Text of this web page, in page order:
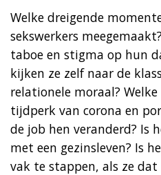
Welke dreigende
sekswerkers
taboe en stigma op hun
kijken ze zelf naar de
relationele moraal?
tijdperk van corona en
de job hen veranderd? Is
met een gezinsleven? Is
vak te stappen, als ze dat